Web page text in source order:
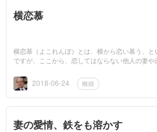
横恋慕
横恋慕（よこれんぼ）とは、横から恋い慕う、と
ですが、ここから、恋してはならない他人の妻や
ういう態度を採...
2018-06-24 離婚
妻の愛情、鉄をも溶かす